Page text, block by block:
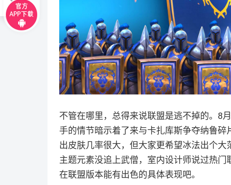
不管在哪里，总得来说联盟是逃不掉的。8
手的情节暗示着了来与卡扎库斯争夺纳鲁
出皮肤几率很大，但大家更希望冰法出个
主题元素没追上武僧，室内设计师说过热门
在联盟版本能有出色的具体表现吧。